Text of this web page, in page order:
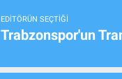
EDITÖRÜN SEÇTIĞI
Trabzonspor'un